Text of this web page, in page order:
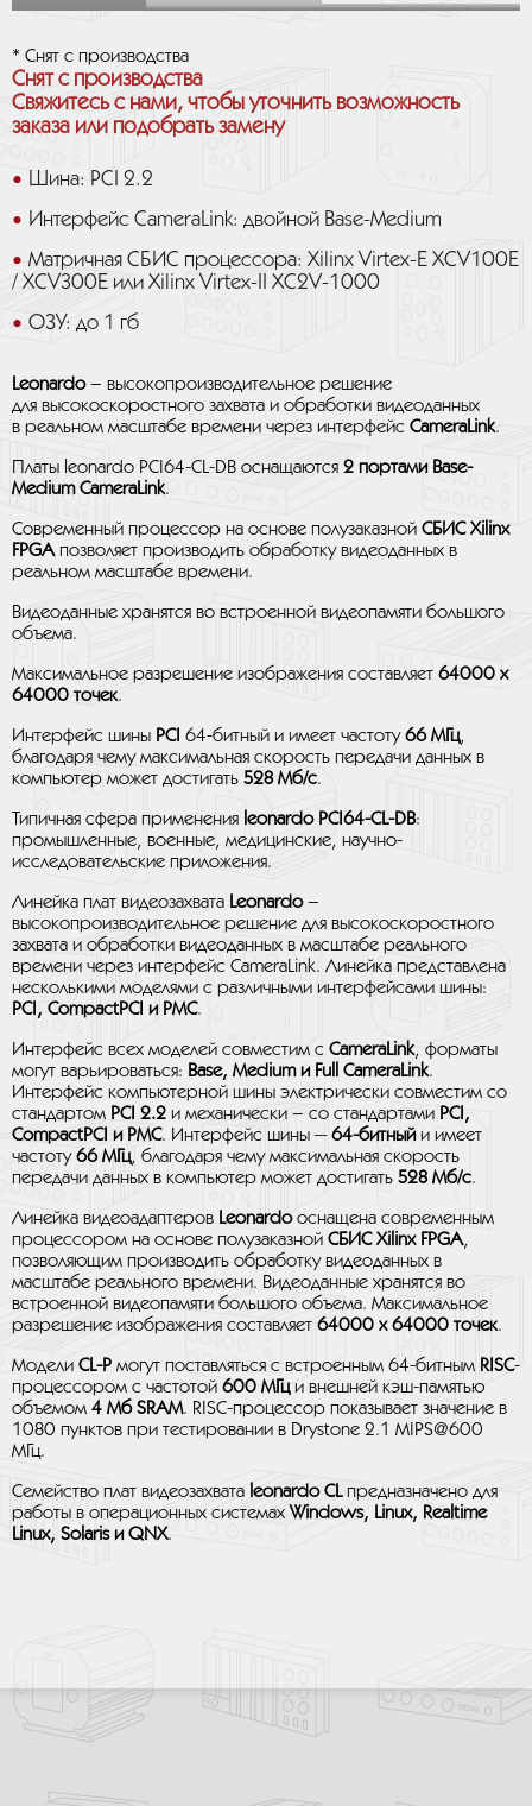
* Снят с производства
Снят с производства
Свяжитесь с нами, чтобы уточнить возможность
заказа или подобрать замену
Шина: PCI 2.2
Интерфейс CameraLink: двойной Base-Medium
Матричная СБИС процессора: Xilinx Virtex-E XCV100E
/ XCV300E или Xilinx Virtex-II XC2V-1000
ОЗУ: до 1 гб
Leonardo– высокопроизводительное решение
для высокоскоростного захвата и обработки видеоданных
в реальном масштабе времени через интерфейс CameraLink.
Платы leonardo PCI64-CL-DB оснащаются 2 портами Base-
Medium CameraLink.
Современный процессор на основе полузаказной СБИС Xilinx
FPGAпозволяет производить обработку видеоданных в
реальном масштабе времени.
Видеоданные хранятся во встроенной видеопамяти большого
объема.
Максимальное разрешение изображения составляет 64000 х
64000 точек.
Интерфейс шины PCI 64-битный и имеет частоту 66 МГц,
благодаря чему максимальная скорость передачи данных в
компьютер может достигать 528 Мб/с.
Типичная сфера применения leonardo PCI64-CL-DB:
промышленные, военные, медицинские, научно-
исследовательские приложения.
Линейка плат видеозахвата Leonardo–
высокопроизводительное решение для высокоскоростного
захвата и обработки видеоданных в масштабе реального
времени через интерфейс CameraLink. Линейка представлена
несколькими моделями с различными интерфейсами шины:
PCI, CompactPCI и PMC.
Интерфейс всех моделей совместим с CameraLink, форматы
могут варьироваться: Base, Medium и Full CameraLink.
Интерфейс компьютерной шины электрически совместим со
стандартом PCI 2.2 и механически – со стандартами PCI,
CompactPCI и PMC. Интерфейс шины — 64-битныйи имеет
частоту 66 МГц, благодаря чему максимальная скорость
передачи данных в компьютер может достигать 528 Мб/с.
Линейка видеоадаптеров Leonardoоснащена современным
процессором на основе полузаказной СБИС Xilinx FPGA,
позволяющим производить обработку видеоданных в
масштабе реального времени. Видеоданные хранятся во
встроенной видеопамяти большого объема. Максимальное
разрешение изображения составляет 64000 х 64000 точек.
Модели CL-P могут поставляться с встроенным 64-битным RISC-
процессором с частотой 600 МГц и внешней кэш-памятью
объемом 4 Мб SRAM. RISC-процессор показывает значение в
1080 пунктов при тестировании в Drystone 2.1 MIPS@600
МГц.
Семейство плат видеозахвата leonardo CLпредназначено для
работы в операционных системах Windows, Linux, Realtime
Linux, Solaris и QNX.